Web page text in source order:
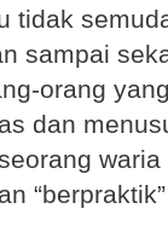
tidak
sampai
orang
dan